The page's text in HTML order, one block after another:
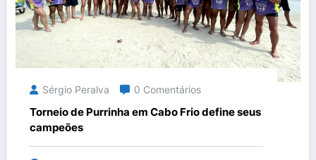
Sérgio Peralva 0 Comentários
Torneio de Purrinha em Cabo Frio define seus
campeões